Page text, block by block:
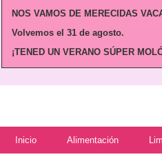
NOS VAMOS DE MERECIDAS
Volvemos el 31 de agosto.
¡TENED UN VERANO SÚPER
Inicio Alimentación